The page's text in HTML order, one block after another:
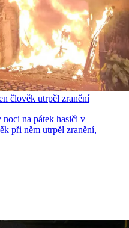
člověk utrpěl zranění
na pátek hasiči v
při něm utrpěl zranění,